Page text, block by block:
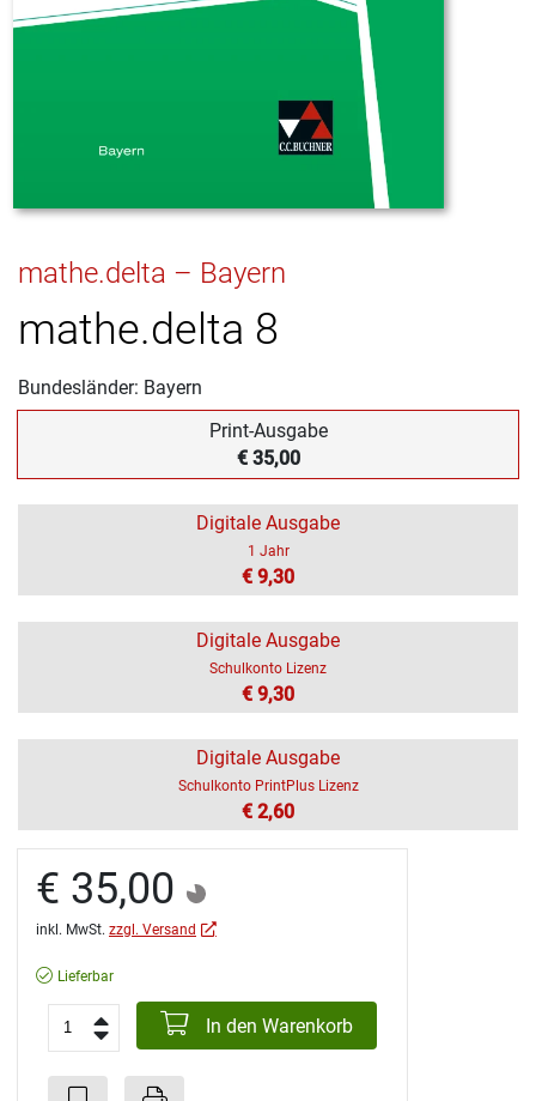
mathe.delta – Bayern
mathe.delta 8
Bundesländer: Bayern
Print-Ausgabe
€ 35,00
Digitale Ausgabe
1 Jahr
€ 9,30
Digitale Ausgabe
Schulkonto Lizenz
€ 9,30
Digitale Ausgabe
Schulkonto PrintPlus Lizenz
€ 2,60
€ 35,00
inkl. MwSt. zzgl. Versand
Lieferbar
In den Warenkorb